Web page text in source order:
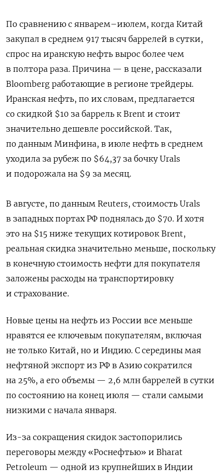
По сравнению с январем–июлем, когда Китай
закупал в среднем 917 тысяч баррелей в сутки,
спрос на иранскую нефть вырос более чем
в полтора раза. Причина — в цене, рассказали
Bloomberg работающие в регионе трейдеры.
Иранская нефть, по их словам, предлагается
со скидкой $10 за баррель к Brent и стоит
значительно дешевле российской. Так,
по данным Минфина, в июле нефть в среднем
уходила за рубеж по $64,37 за бочку Urals
и подорожала на $9 за месяц.
В августе, по данным Reuters, стоимость Urals
в западных портах РФ поднялась до $70. И хотя
это на $15 ниже текущих котировок Brent,
реальная скидка значительно меньше, поскольку
в конечную стоимость нефти для покупателя
заложены расходы на транспортировку
и страхование.
Новые цены на нефть из России все меньше
нравятся ее ключевым покупателям, включая
не только Китай, но и Индию. С середины мая
нефтяной экспорт из РФ в Азию сократился
на 25%, а его объемы — 2,6 млн баррелей в сутки
по состоянию на конец июля — стали самыми
низкими с начала января.
Из-за сокращения скидок застопорились
переговоры между «Роснефтью» и Bharat
Petroleum — одной из крупнейших в Индии